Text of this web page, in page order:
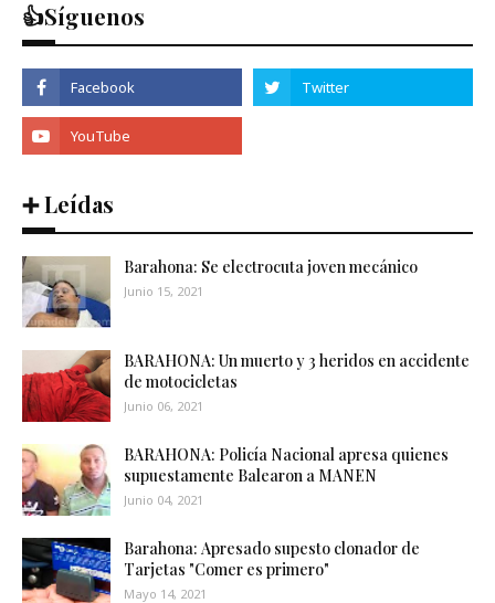
👍Síguenos
➕ Leídas
Barahona: Se electrocuta joven mecánico
Junio 15, 2021
BARAHONA: Un muerto y 3 heridos en accidente
de motocicletas
Junio 06, 2021
BARAHONA: Policía Nacional apresa quienes
supuestamente Balearon a MANEN
Junio 04, 2021
Barahona: Apresado supesto clonador de
Tarjetas "Comer es primero"
Mayo 14, 2021